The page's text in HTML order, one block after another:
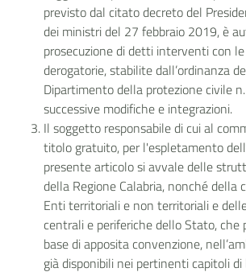
previsto dal citato decreto del
dei ministri del 27 febbraio 2019, è
prosecuzione di detti interventi con
derogatorie, stabilite dall’ordinanza
Dipartimento della protezione civile
successive modifiche e integrazioni.
Il soggetto responsabile di cui al
titolo gratuito, per l'espletamento
presente articolo si avvale delle
della Regione Calabria, nonché della
Enti territoriali e non territoriali e
centrali e periferiche dello Stato, che
base di apposita convenzione,
già disponibili nei pertinenti capitoli di